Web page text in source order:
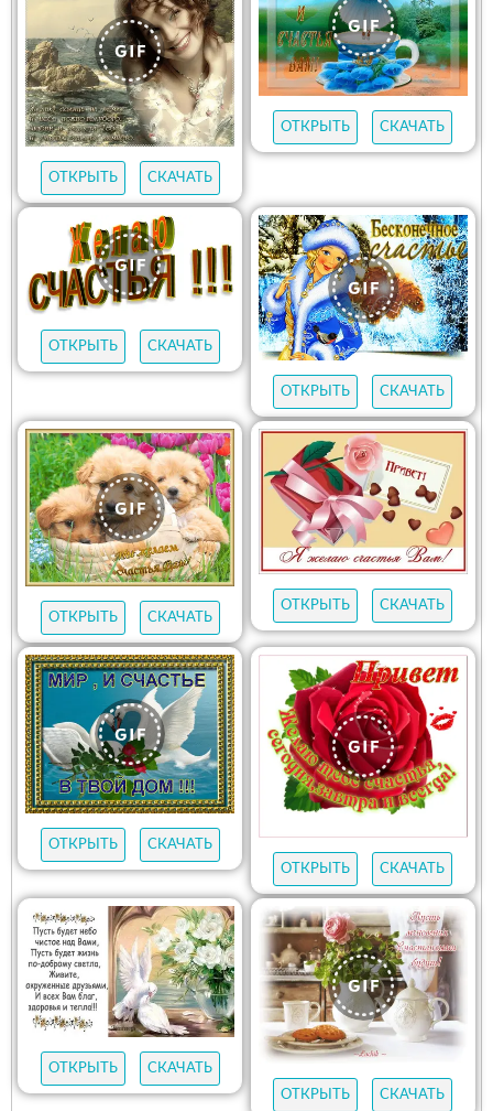
ОТКРЫТЬ СКАЧАТЬ
ОТКРЫТЬ СКАЧАТЬ
ОТКРЫТЬ СКАЧАТЬ
ОТКРЫТЬ СКАЧАТЬ
ОТКРЫТЬ СКАЧАТЬ
ОТКРЫТЬ СКАЧАТЬ
ОТКРЫТЬ
СКАЧАТЬ
ОТКРЫТЬ
СКАЧАТЬ
ОТКРЫТЬ
СКАЧАТЬ
ОТКРЫТЬ
СКАЧАТЬ